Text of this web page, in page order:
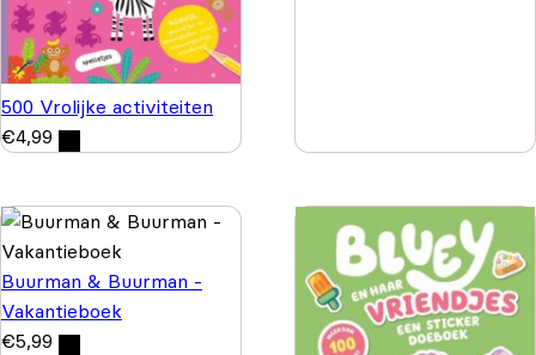
500 Vrolijke activiteiten
€4,99
Buurman & Buurman -
Vakantieboek
€5,99